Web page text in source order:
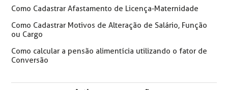
Como Cadastrar Afastamento de Licença-Maternidade
Como Cadastrar Motivos de Alteração de Salário, Função
ou Cargo
Como calcular a pensão alimentícia utilizando o fator de
Conversão